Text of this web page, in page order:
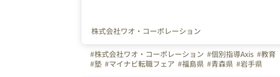
株式会社ワオ・コーポレーション
#株式会社ワオ・コーポレーション #個別指導Axis #教育
#塾 #マイナビ転職フェア #福島県 #青森県 #岩手県